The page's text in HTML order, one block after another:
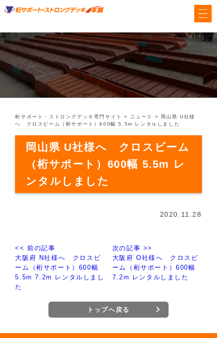
桁サポート・ストロングデッキ専門サイト > ニュース >
岡山県 U社様
へ クロスビーム（桁サポート）600幅 5.5m レンタルしました
岡山県 U社様へ クロスビーム
（桁サポート）600幅 5.5m レ
ンタルしました
2020.11.28
<< 前の記事
大阪府 N社様へ クロスビ
ーム（桁サポート）600幅
5.5m 7.2m レンタルしまし
た
次の記事 >>
大阪府 O社様へ クロスビ
ーム（桁サポート）600幅
7.2m レンタルしました
トップへ戻る